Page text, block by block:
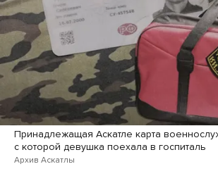
Принадлежащая Аскатле карта
с которой девушка поехала в госпиталь
Архив Аскатлы